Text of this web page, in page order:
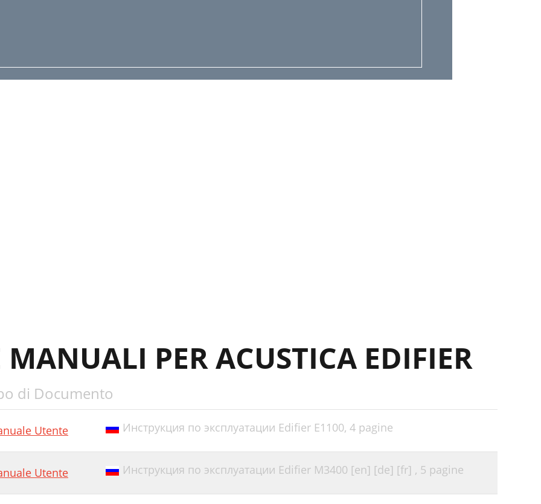
PER ACUSTICA EDIFIER
di Documento
Utente Инструкция по эксплуатации Edifier E1100, 4 pagine
Utente Инструкция по эксплуатации Edifier M3400 [en] [de] [fr] , 5 pagine